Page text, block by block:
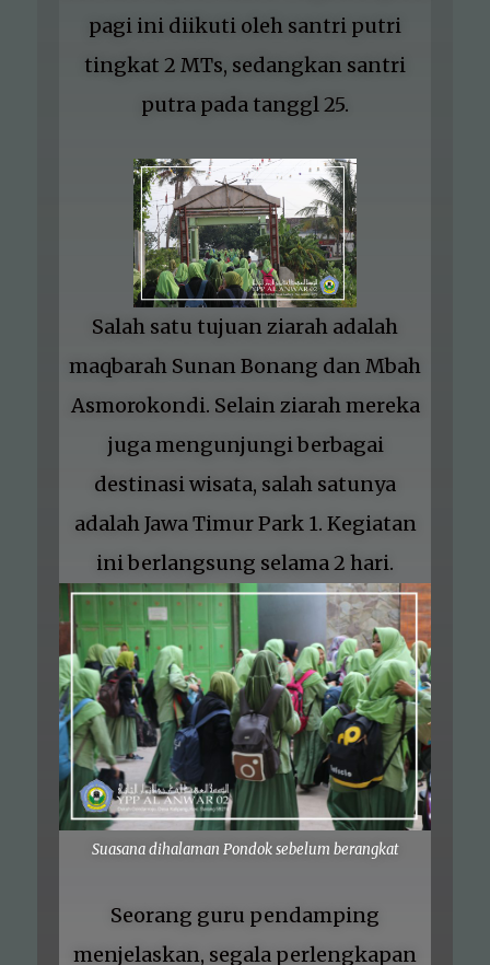
pagi ini diikuti oleh santri putri
tingkat 2 MTs, sedangkan santri
putra pada tanggl 25.
Salah satu tujuan ziarah adalah
maqbarah Sunan Bonang dan Mbah
Asmorokondi. Selain ziarah mereka
juga mengunjungi berbagai
destinasi wisata, salah satunya
adalah Jawa Timur Park 1. Kegiatan
ini berlangsung selama 2 hari.
Suasana dihalaman Pondok sebelum berangkat
Seorang guru pendamping
menjelaskan, segala perlengkapan